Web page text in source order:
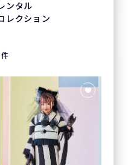
ンタル
レクション
件